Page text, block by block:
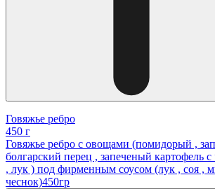
Говяжье ребро
450 г
Говяжье ребро с овощами (помидорый ,
болгарский перец , запеченый картофель
, лук ) под фирменным соусом (лук , соя ,
чеснок)450гр